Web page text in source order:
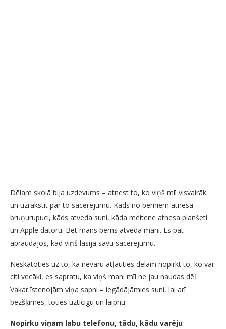
Dēlam skolā bija uzdevums – atnest to, ko viņš mīl visvairāk
un uzrakstīt par to sacerējumu. Kāds no bērniem atnesa
bruņurupuci, kāds atveda suni, kāda meitene atnesa planšeti
un Apple datoru. Bet mans bērns atveda mani. Es pat
apraudājos, kad viņš lasīja savu sacerējumu.
Neskatoties uz to, ka nevaru atļauties dēlam nopirkt to, ko var
citi vecāki, es sapratu, ka viņš mani mīl ne jau naudas dēļ.
Vakar īstenojām viņa sapni – iegādājāmies suni, lai arī
bezšķirnes, toties uzticīgu un laipnu.
Nopirku viņam labu telefonu, tādu, kādu varēju